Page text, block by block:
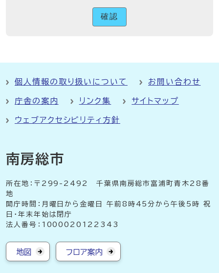
確認
個人情報の取り扱いについて お問い合わせ
庁舎の案内 リンク集 サイトマップ
ウェブアクセシビリティ方針
南房総市
所在地：〒299-2492 千葉県南房総市富浦町青木28番
地
開庁時間：月曜日から金曜日 午前8時45分から午後5時 祝
日・年末年始は閉庁
法人番号：1000020122343
地図 フロア案内